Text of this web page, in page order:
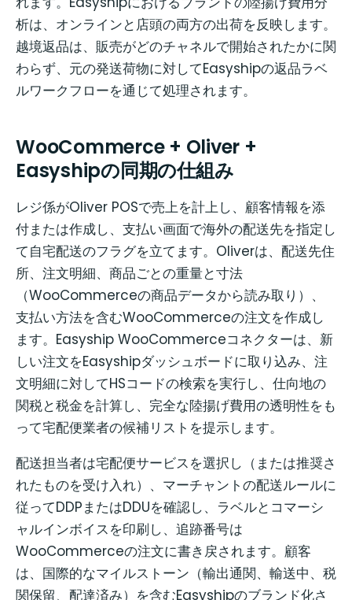
析は、オンラインと店頭の両方の出荷を反映します。
越境返品は、販売がどのチャネルで開始されたかに関
わらず、元の発送荷物に対してEasyshipの返品ラベ
ルワークフローを通じて処理されます。
WooCommerce + Oliver +
Easyshipの同期の仕組み
レジ係がOliver POSで売上を計上し、顧客情報を添
付または作成し、支払い画面で海外の配送先を指定し
て自宅配送のフラグを立てます。Oliverは、配送先住
所、注文明細、商品ごとの重量と寸法
（WooCommerceの商品データから読み取り）、
支払い方法を含むWooCommerceの注文を作成し
ます。Easyship WooCommerceコネクターは、新
しい注文をEasyshipダッシュボードに取り込み、注
文明細に対してHSコードの検索を実行し、仕向地の
関税と税金を計算し、完全な陸揚げ費用の透明性をも
って宅配便業者の候補リストを提示します。
配送担当者は宅配便サービスを選択し（または推奨さ
れたものを受け入れ）、マーチャントの配送ルールに
従ってDDPまたはDDUを確認し、ラベルとコマーシ
ャルインボイスを印刷し、追跡番号は
WooCommerceの注文に書き戻されます。顧客
は、国際的なマイルストーン（輸出通関、輸送中、税
関保留、配達済み）を含むEasyshipのブランド化さ